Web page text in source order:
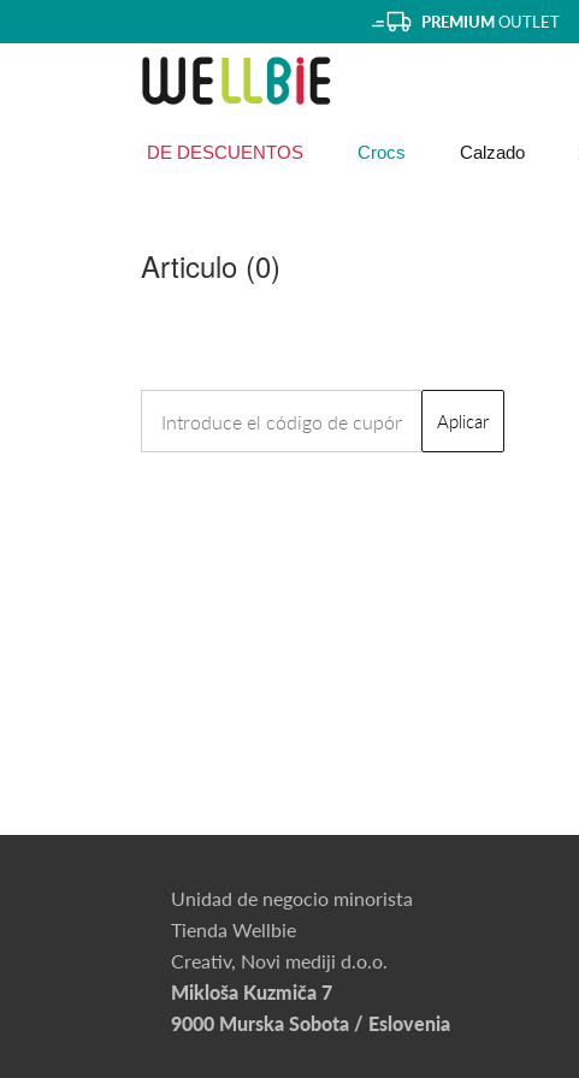
PREMIUMOUTLET
DE DESCUENTOS Crocs Calzado
Articulo (0)
Aplicar
Unidad de negocio minorista
Tienda Wellbie
Creativ, Novi mediji d.o.o.
Mikloša Kuzmiča 7
9000 Murska Sobota / Eslovenia